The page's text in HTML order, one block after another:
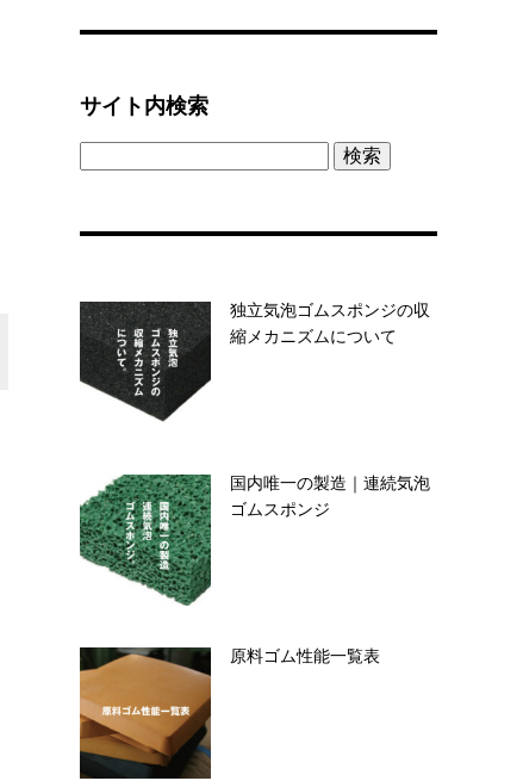
サイト内検索
独立気泡ゴムスポンジの収
縮メカニズムについて
国内唯一の製造｜連続気泡
ゴムスポンジ
原料ゴム性能一覧表